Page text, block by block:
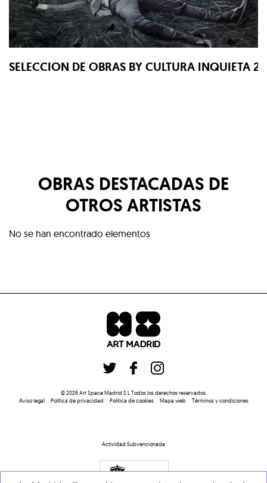
SELECCION DE OBRAS BY CULTURA INQUIETA
OBRAS DESTACADAS DE
OTROS ARTISTAS
No se han encontrado elementos
©2026Art Space Madrid S.L Todos los derechos reservados.
Aviso legal
Política de privacidad Politica de cookies Mapa web Términos y condiciones
Actividad Subvencionada